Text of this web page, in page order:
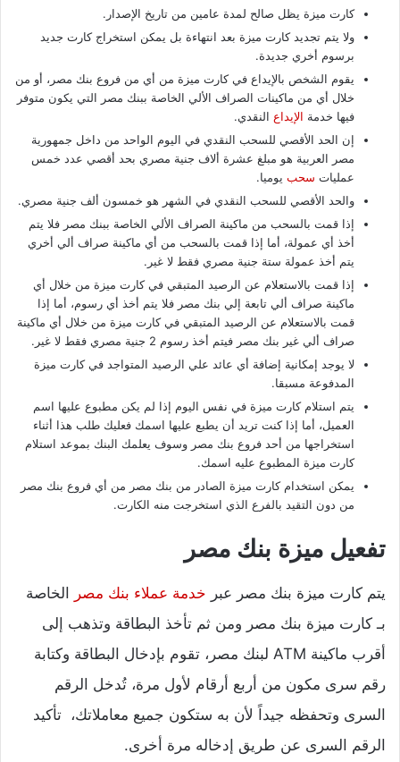
كارت ميزة يظل صالح لمدة عامين من تاريخ الإصدار.
ولا يتم تجديد كارت ميزة بعد انتهاءة بل يمكن استخراج كارت جديد
برسوم أخري جديدة.
يقوم الشخص بالإيداع في كارت ميزة من أي من فروع بنك مصر، أو من
خلال أي من ماكينات الصراف الألي الخاصة ببنك مصر التي يكون متوفر
فيها خدمة الإيداع النقدي.
إن الحد الأقصي للسحب النقدي في اليوم الواحد من داخل جمهورية
مصر العربية هو مبلغ عشرة ألاف جنية مصري بحد أقصي عدد خمس
عمليات سحب يوميا.
والحد الأقصي للسحب النقدي في الشهر هو خمسون ألف جنية مصري.
إذا قمت بالسحب من ماكينة الصراف الألي الخاصة ببنك مصر فلا يتم
أخذ أي عمولة، أما إذا قمت بالسحب من أي ماكينة صراف ألي أخري
يتم أخذ عمولة ستة جنية مصري فقط لا غير.
إذا قمت بالاستعلام عن الرصيد المتبقي في كارت ميزة من خلال أي
ماكينة صراف ألي تابعة إلي بنك مصر فلا يتم أخذ أي رسوم، أما إذا
قمت بالاستعلام عن الرصيد المتبقي في كارت ميزة من خلال أي ماكينة
صراف ألي غير بنك مصر فيتم أخذ رسوم 2 جنية مصري فقط لا غير.
لا يوجد إمكانية إضافة أي عائد علي الرصيد المتواجد في كارت ميزة
المدفوعة مسبقا.
يتم استلام كارت ميزة في نفس اليوم إذا لم يكن مطبوع عليها اسم
العميل، أما إذا كنت تريد أن يطبع عليها اسمك فعليك طلب هذا أثناء
استخراجها من أحد فروع بنك مصر وسوف يعلمك البنك بموعد استلام
كارت ميزة المطبوع عليه اسمك.
يمكن استخدام كارت ميزة الصادر من بنك مصر من أي فروع بنك مصر
من دون التقيد بالفرع الذي استخرجت منه الكارت.
تفعيل ميزة بنك مصر
يتم كارت ميزة بنك مصر عبر خدمة عملاء بنك مصر الخاصة
بـ كارت ميزة بنك مصر ومن ثم تأخذ البطاقة وتذهب إلى
أقرب ماكينة ATM لبنك مصر، تقوم بإدخال البطاقة وكتابة
رقم سرى مكون من أربع أرقام لأول مرة، تُدخل الرقم
السرى وتحفظه جيداً لأن به ستكون جميع معاملاتك، تأكيد
الرقم السرى عن طريق إدخاله مرة أخرى.